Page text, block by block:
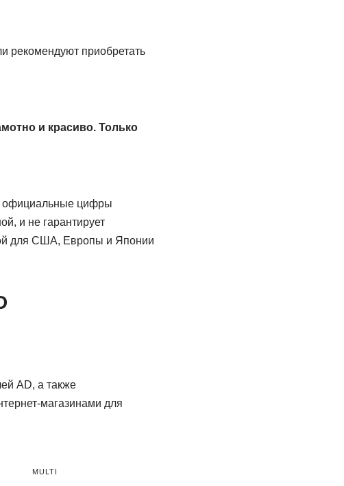
рекомендуют приобретать
и красиво. Только
официальные цифры
и не гарантирует
для США, Европы и Японии
AD, а также
магазинами для
MULTI